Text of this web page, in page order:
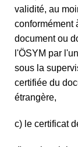
validité, au
conformément
document ou
l'ÖSYM par
sous la
certifiée du
étrangère,
c) le certificat